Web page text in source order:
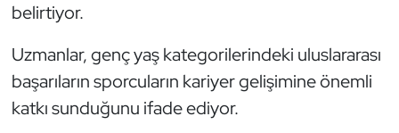
belirtiyor.
Uzmanlar, genç yaş kategorilerindeki uluslararası
başarıların sporcuların kariyer gelişimine önemli
katkı sunduğunu ifade ediyor.
Hava Sporları
Hentbol
İşitme Engelli Sporcular